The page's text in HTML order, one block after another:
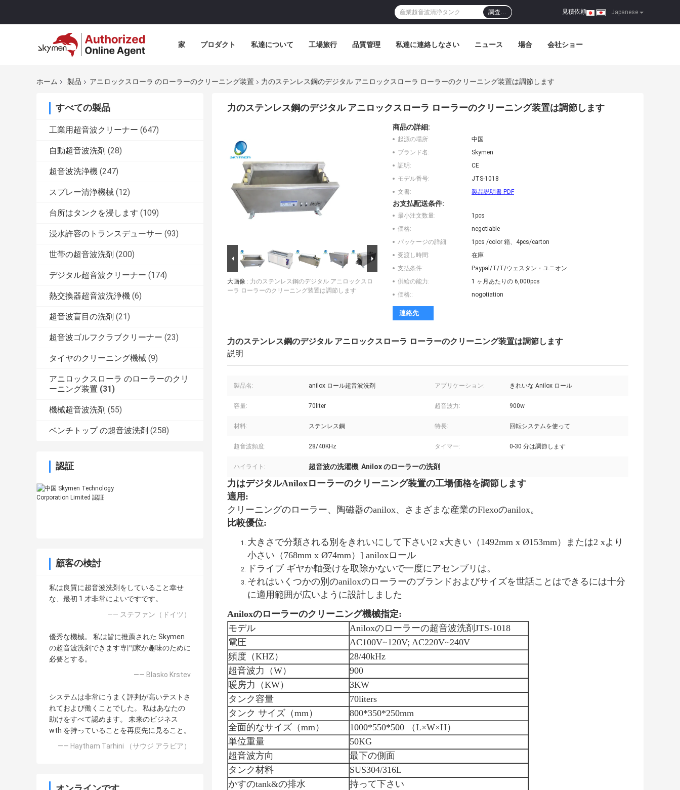
Japanese
見積依頼 |
調査…
家 プロダクト 私達について 工場旅行 品質管理 私達に連絡しなさい ニュース 場合 会社ショー
ホーム 製品 アニロックスローラ のローラーのクリーニング装置 力のステンレス鋼のデジタル アニロックスローラ ローラーのクリーニング装置は調節します
すべての製品
工業用超音波クリーナー (647)
自動超音波洗剤 (28)
超音波洗浄機 (247)
スプレー清浄機械 (12)
台所はタンクを浸します (109)
浸水許容のトランスデューサー (93)
世帯の超音波洗剤 (200)
デジタル超音波クリーナー (174)
熱交換器超音波洗浄機 (6)
超音波盲目の洗剤 (21)
超音波ゴルフクラブクリーナー (23)
タイヤのクリーニング機械 (9)
アニロックスローラ のローラーのクリ
ーニング装置 (31)
機械超音波洗剤 (55)
ベンチトップ の超音波洗剤 (258)
認証
顧客の検討
私は良質に超音波洗剤をしていること幸せ
な、最初 1 才非常によいですです。
—— ステファン（ドイツ）
優秀な機械。 私は皆に推薦された Skymen
の超音波洗剤できます専門家か趣味のために
必要とする。
—— Blasko Krstev
システムは非常にうまく評判が高いテストさ
れておよび働くことでした。 私はあなたの
助けをすべて認めます。 未来のビジネス
wth を持っていることを再度先に見ること。
—— Haytham Tarhini （サウジ アラビア）
力のステンレス鋼のデジタル アニロックスローラ ローラーのクリーニング装置は調節します
大画像 : 力のステンレス鋼のデジタル アニロックスロ
ーラ ローラーのクリーニング装置は調節します
商品の詳細:
起源の場所:
中国
ブランド名:
Skymen
証明:
CE
モデル番号:
JTS-1018
文書:
製品説明書 PDF
お支払配送条件:
最小注文数量:
1pcs
価格:
negotiable
パッケージの詳細:
1pcs /color 箱、4pcs/carton
受渡し時間:
在庫
支払条件:
Paypal/T/T/ウェスタン・ユニオン
供給の能力:
1 ヶ月あたりの 6,000pcs
価格::
nogotiation
連絡先
力のステンレス鋼のデジタル アニロックスローラ ローラーのクリーニング装置は調節します
説明
製品名: anilox ロール超音波洗剤 アプリケーション: きれいな Anilox ロール
容量: 70liter 超音波力: 900w
材料: ステンレス鋼 特長: 回転システムを使って
超音波頻度: 28/40KHz タイマー: 0-30 分は調節します
ハイライト: 超音波の洗濯機, Anilox のローラーの洗剤
力はデジタルAniloxローラーのクリーニング装置の工場価格を調節します
適用:
クリーニングのローラー、陶磁器のanilox、さまざまな産業のFlexoのanilox。
比較優位:
大きさで分類される別をきれいにして下さい[2 x大きい（1492mm x Ø153mm）または2 xより
小さい（768mm x Ø74mm）] aniloxロール
ドライブ ギヤか軸受けを取除かないで一度にアセンブリは。
それはいくつかの別のaniloxのローラーのブランドおよびサイズを世話ことはできるには十分
に適用範囲が広いように設計しました
Aniloxのローラーのクリーニング機械指定:
モデル
Aniloxのローラーの超音波洗剤JTS-1018
電圧
AC100V~120V; AC220V~240V
頻度（KHZ）
28/40kHz
超音波力（W）
900
暖房力（KW）
3KW
タンク容量
70liters
タンク サイズ（mm）
800*350*250mm
全面的なサイズ（mm）
1000*550*500 （L×W×H）
単位重量
50KG
超音波方向
最下の側面
タンク材料
SUS304/316L
かすのtank&の排水
持って下さい